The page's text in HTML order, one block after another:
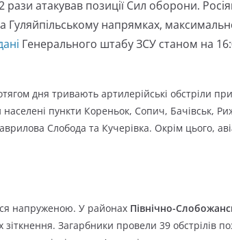
рази атакував позиції Сил оборони.
Гуляйпільському напрямках,
Генерального штабу ЗСУ станом на
дня тривають артилерійські обстріли
пункти Кореньок, Сопич, Бачівськ,
Слобода та Кучерівка. Окрім цього,
напруженою. У районах Північно-
зіткнення. Загарбники провели 39 обстрілів